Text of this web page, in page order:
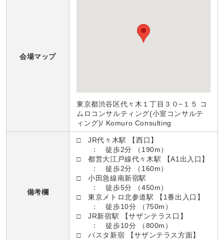
会場マップ
東京都渋谷区代々木１丁目３０−１５ コ
ムロコンサルティング(小室コンサルテ
ィング)/ Komuro Consulting
備考欄
□ JR代々木駅 【西口】
： 徒歩2分 （190m）
□ 都営大江戸線代々木駅 【A1出入口】
： 徒歩2分 （160m）
□ 小田急線南新宿駅
： 徒歩5分 （450m）
□ 東京メトロ北参道駅 【1番出入口】
： 徒歩10分 （750m）
□ JR新宿駅 【サザンテラス口】
： 徒歩10分 （800m）
□ バスタ新宿 【サザンテラス方面】